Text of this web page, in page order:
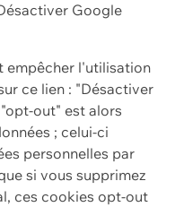
Google
empêcher l'utilisation
ce lien : "Désactiver
out" est alors
; celui-ci
personnelles par
si vous supprimez
ces cookies opt-out